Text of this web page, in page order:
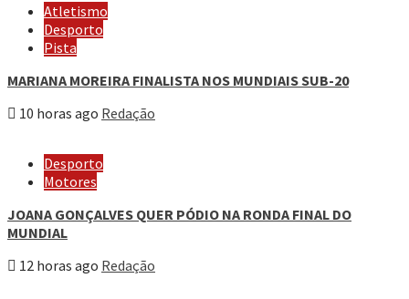
Atletismo
Desporto
Pista
MARIANA MOREIRA FINALISTA NOS MUNDIAIS SUB-20
10 horas ago Redação
Desporto
Motores
JOANA GONÇALVES QUER PÓDIO NA RONDA FINAL DO
MUNDIAL
12 horas ago Redação